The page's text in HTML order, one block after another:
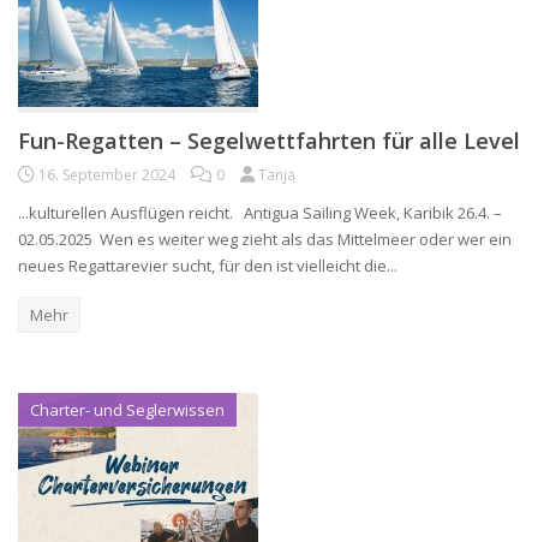
Fun-Regatten – Segelwettfahrten für alle Level
16. September 2024 0 Tanja
...kulturellen Ausflügen reicht. Antigua Sailing Week, Karibik 26.4. –
02.05.2025 Wen es weiter weg zieht als das Mittelmeer oder wer ein
neues Regattarevier sucht, für den ist vielleicht die...
Mehr
Charter- und Seglerwissen